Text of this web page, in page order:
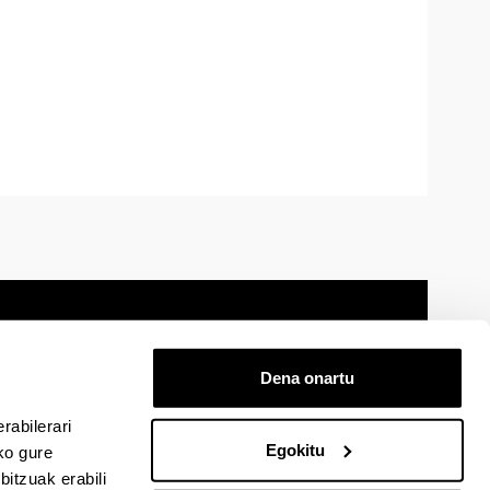
gure
erabili
Dena onartu
Egokitu
Laguntza Kontaktua
en
EHU Linkedin-enEHU Instagram-enEHU Youtube-enEHU Vimeo-enEHU Flickr-en